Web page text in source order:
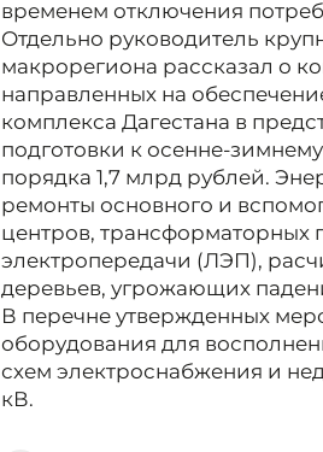
временем отключения
Отдельно руководитель
макрорегиона рассказал о
направленных на
комплекса Дагестана в
подготовки к осенне-
порядка 1,7 млрд рублей.
ремонты основного и
центров,
электропередачи (ЛЭП),
деревьев, угрожающих
В перечне утвержденных
оборудования для
схем электроснабжения и
кВ.